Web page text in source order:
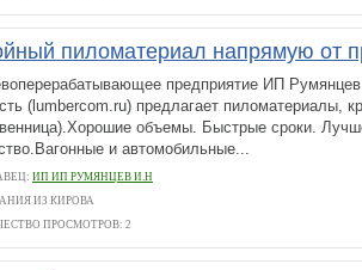
пиломатериал напрямую от
предприятие ИП
(lumbercom.ru) предлагает пиломатериалы,
объемы. Быстрые сроки.
и автомобильные...
ИП ИП РУМЯНЦЕВ И.Н
ИЗ КИРОВА
ПРОСМОТРОВ: 2